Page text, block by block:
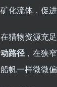
矿化流体，促
在猎物资源充
动路径，在狭
船帆一样微微